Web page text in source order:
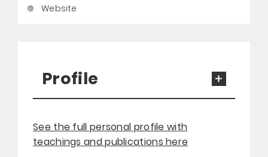
Website
Profile
See the full personal profile with
teachings and publications here